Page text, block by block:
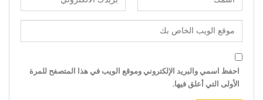
احفظ اسمي والبريد الإلكتروني وموقع الويب في هذا المتصفح للمرة
الأولى التي أعلق فيها.